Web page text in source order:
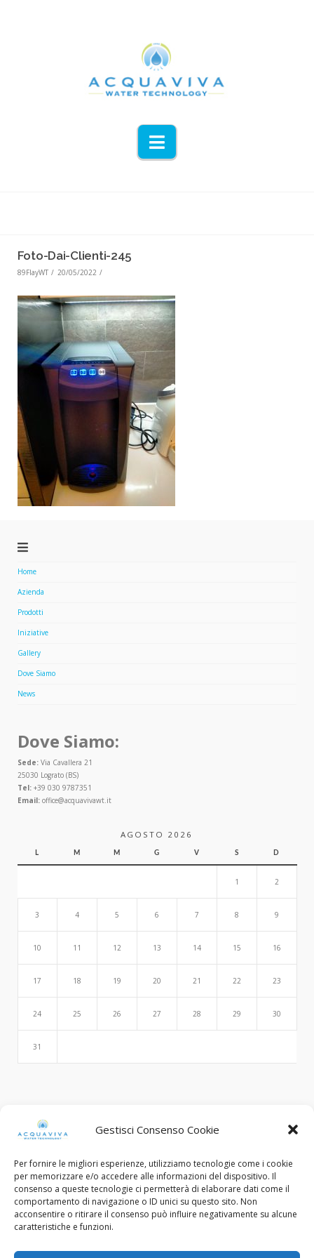
Gestisci Consenso Cookie
Per fornire le migliori esperienze, utilizziamo tecnologie come i cookie
per memorizzare e/o accedere alle informazioni del dispositivo. Il
consenso a queste tecnologie ci permetterà di elaborare dati come il
comportamento di navigazione o ID unici su questo sito. Non
acconsentire o ritirare il consenso può influire negativamente su alcune
caratteristiche e funzioni.
Navigation
Foto-Dai-Clienti-245
89FlayWT 20/05/2022
Home
Azienda
Prodotti
Iniziative
Gallery
Dove Siamo
News
Dove Siamo:
Sede:Via Cavallera 21
25030 Lograto (BS)
Tel:+39 030 9787351
Email:office@acquavivawt.it
AGOSTO 2026
L M M G V S D
1 2
3 4 5 6 7 8 9
10 11 12 13 14 15 16
17 18 19 20 21 22 23
24 25 26 27 28 29 30
31